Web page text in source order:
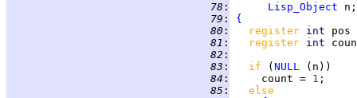
  78
:
Lisp_Object
  79
:
{
  80
: register int
  81
: register int
  82
:
  83
: if ( NULL
  84
:
     count =
1
  85
:
else